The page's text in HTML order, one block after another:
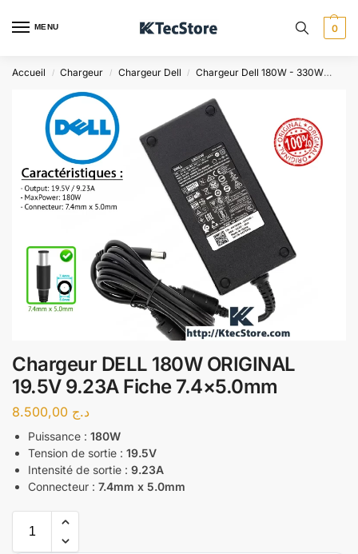
MENU 0
Accueil / Chargeur / Chargeur Dell / Chargeur Dell 180W - 330W
Chargeur DELL 180W ORIGINAL
19.5V 9.23A Fiche 7.4×5.0mm
د.ج
Puissance : 180W
Tension de sortie : 19.5V
Intensité de sortie : 9.23A
Connecteur : 7.4mm x 5.0mm